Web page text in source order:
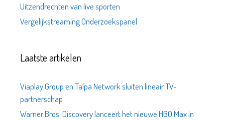
Uitzendrechten van live sporten
Vergelijkstreaming Onderzoekspanel
Laatste artikelen
Viaplay Group en Talpa Network sluiten lineair TV-
partnerschap
Warner Bros. Discovery lanceert het nieuwe HBO Max in